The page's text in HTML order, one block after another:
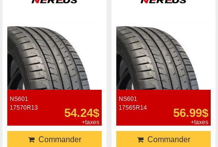
NS601
17570R13
54.24$
+taxes
Commander
NS601
17565R14
56.99$
+taxes
Commander